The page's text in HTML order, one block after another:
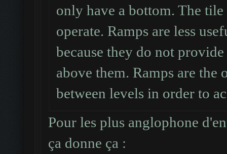
Cas 3 : deux cotés
respectivement deux
d'au moins une
-1 :
#####
##<.#
#####
only have a bottom. The
operate. Ramps are less
because they do not
above them. Ramps are
between levels in order to
Pour les plus anglophone
ça donne ça :